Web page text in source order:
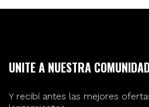
UNITE A NUESTRA
Y recibí antes las mejores